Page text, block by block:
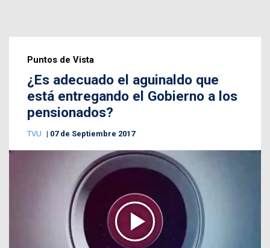
Puntos de Vista
¿Es adecuado el aguinaldo que
está entregando el Gobierno a los
pensionados?
TVU 07 de Septiembre 2017